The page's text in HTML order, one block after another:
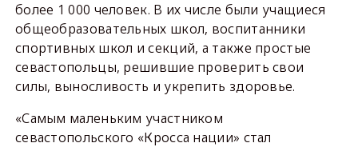
более 1 000 человек. В их числе были учащиеся
общеобразовательных школ, воспитанники
спортивных школ и секций, а также простые
севастопольцы, решившие проверить свои
силы, выносливость и укрепить здоровье.
«Самым маленьким участником
севастопольского «Кросса нации» стал